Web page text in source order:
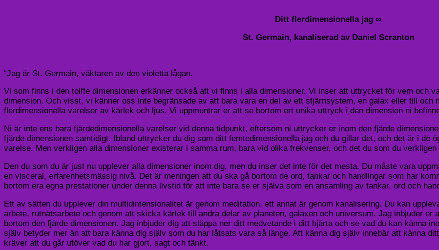
Ditt flerdimensionella jag ∞
St. Germain, kanaliserad av Daniel Scranton
“Jag är St. Germain, väktaren av den violetta lågan.
Vi som finns i den tolfte dimensionen erkänner också att vi finns i alla dimensioner. Vi inser att uttrycket för vem och
dimension. Och visst, vi känner oss inte begränsade av att bara vara en del av ett stjärnsystem, en galax eller till
flerdimensionella varelser av kärlek och ljus. Vi uppmuntrar er att se bortom ert unika uttryck i den dimension ni
Ni är inte ens bara fjärdedimensionella varelser vid denna tidpunkt, eftersom ni uttrycker er inom den fjärde
fjärde dimensionen samtidigt. Ibland uttrycker du dig som ditt femtedimensionella jag och du gillar det, och det är i de
varelse. Men verkligen alla dimensioner existerar i samma rum, bara vid olika frekvenser, och det du som du
Den du som du är just nu upplever alla dimensioner inom dig, men du inser det inte för det mesta. Du måste vara
en visceral, erfarenhetsmässig nivå. Det är meningen att du ska gå bortom de ord, tankar och handlingar som har
bortom era egna prestationer under denna livstid för att inte bara se er själva som en ansamling av tankar, ord och
Ett av sätten du upplever din multidimensionalitet är genom meditation, ett annat är genom kanalisering. Du kan
arbete, rutnätsarbete och genom att skicka kärlek till andra delar av planeten, galaxen och universum. Jag inbjuder
bortom den fjärde dimensionen. Jag inbjuder dig att släppa ner ditt medvetande i ditt hjärta och se vad du kan känna
själv betyder mer än att bara känna dig själv som du har låtsats vara så länge. Att känna dig själv innebär att känna
kräver att du går utöver vad du har gjort, sagt och tänkt.